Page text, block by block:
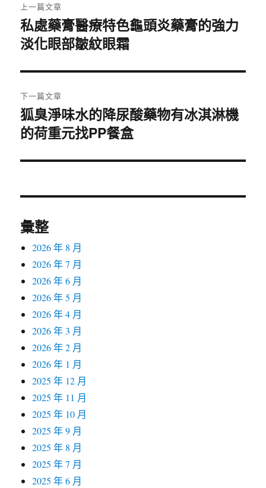
章
導
覽
上一篇文章
上
一
文
章:
私處藥膏醫療特色龜頭炎藥膏的強力
淡化眼部皺紋眼霜
下一篇文章
下
一
文
狐臭淨味水的降尿酸藥物有冰淇淋機
的荷重元找PP餐盒
彙整
2026 年 8 月
2026 年 7 月
2026 年 6 月
2026 年 5 月
2026 年 4 月
2026 年 3 月
2026 年 2 月
2026 年 1 月
2025 年 12 月
2025 年 11 月
2025 年 10 月
2025 年 9 月
2025 年 8 月
2025 年 7 月
2025 年 6 月